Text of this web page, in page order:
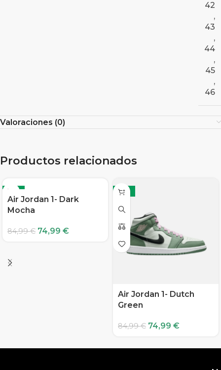
42
,
43
,
44
,
45
,
46
Valoraciones (0)
Productos relacionados
-12%
Air Jordan 1- Dark
Mocha
84,99€ 74,99 €
-12%
Air Jordan 1- Dutch
Green
84,99€ 74,99 €